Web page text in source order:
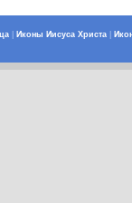
| Иконы Иисуса Христа|